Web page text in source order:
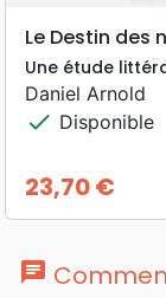
Le Destin des
Une étude
Daniel Arnold
check Disponible
Prix
23,70 €
chat